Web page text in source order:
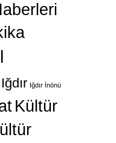
Iğdır Iğdır İnönü
Kültür